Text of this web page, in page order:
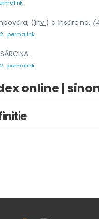
(înv.) a însărcina.
permalink
permalink
online |